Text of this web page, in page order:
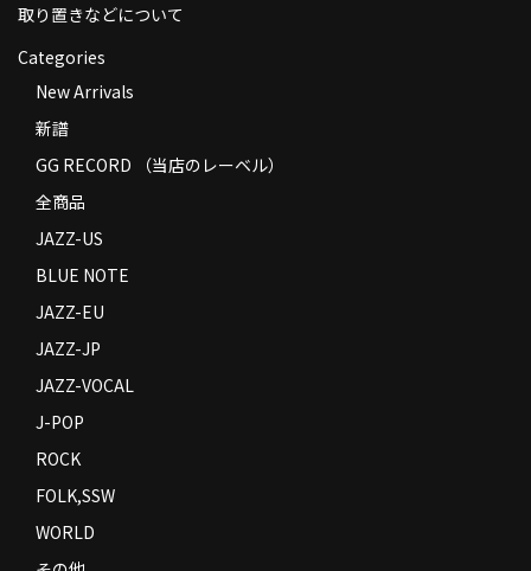
取り置きなどについて
Categories
New Arrivals
新譜
GG RECORD （当店のレーベル）
全商品
JAZZ-US
BLUE NOTE
JAZZ-EU
JAZZ-JP
JAZZ-VOCAL
J-POP
ROCK
FOLK,SSW
WORLD